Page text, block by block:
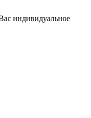
индивидуальное